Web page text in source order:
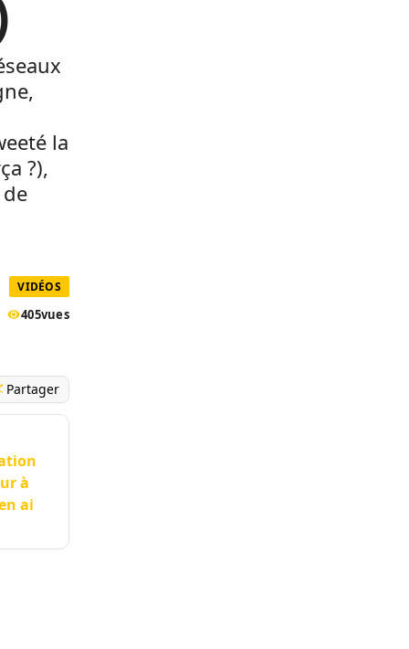
la
?),
VIDÉOS
405vues
Partager
à
ai